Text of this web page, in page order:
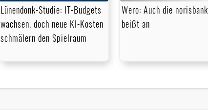
Lünendonk-Studie: IT-Budgets
wachsen, doch neue KI-Kosten
schmälern den Spielraum
Wero: Auch die norisbank
beißt an